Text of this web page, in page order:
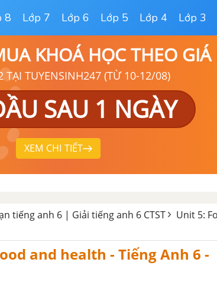
8 Lớp 7 Lớp 6 Lớp 5 Lớp 4 Lớp 3
KHOÁ HỌC THEO GIÁ
TẠI TUYENSINH247 (TỪ 10-12/08)
SAU 1 NGÀY
XEM CHI TIẾT
tiếng anh 6 | Giải tiếng anh 6 CTST
Unit 5:
and health - Tiếng Anh 6 -